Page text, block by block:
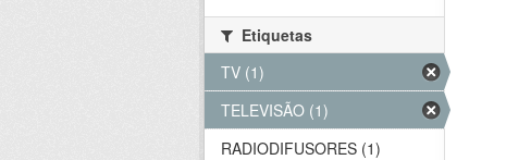
Etiquetas
TV (1)
TELEVISÃO (1)
RADIODIFUSORES (1)